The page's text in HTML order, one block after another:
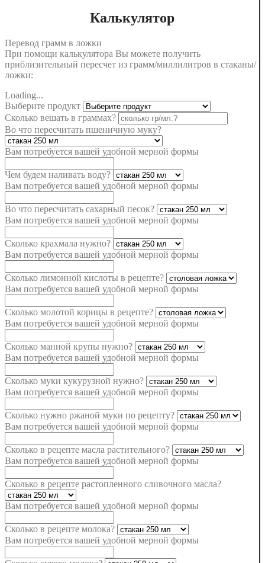
Калькулятор
Перевод грамм в ложки
При помощи калькулятора Вы можете получить
приблизительный пересчет из грамм/миллилитров в стаканы/
ложки:
Loading...
Выберите продукт
Сколько вешать в граммах?
Во что пересчитать пшеничную муку?
Вам потребуется вашей удобной мерной формы
Чем будем наливать воду?
Вам потребуется вашей удобной мерной формы
Во что пересчитать сахарный песок?
Вам потребуется вашей удобной мерной формы
Сколько крахмала нужно?
Вам потребуется вашей удобной мерной формы
Сколько лимонной кислоты в рецепте?
Вам потребуется вашей удобной мерной формы
Сколько молотой корицы в рецепте?
Вам потребуется вашей удобной мерной формы
Сколько манной крупы нужно?
Вам потребуется вашей удобной мерной формы
Сколько муки кукурузной нужно?
Вам потребуется вашей удобной мерной формы
Сколько нужно ржаной муки по рецепту?
Вам потребуется вашей удобной мерной формы
Сколько в рецепте масла растительного?
Вам потребуется вашей удобной мерной формы
Сколько в рецепте растопленного сливочного масла?
Вам потребуется вашей удобной мерной формы
Сколько в рецепте молока?
Вам потребуется вашей удобной мерной формы